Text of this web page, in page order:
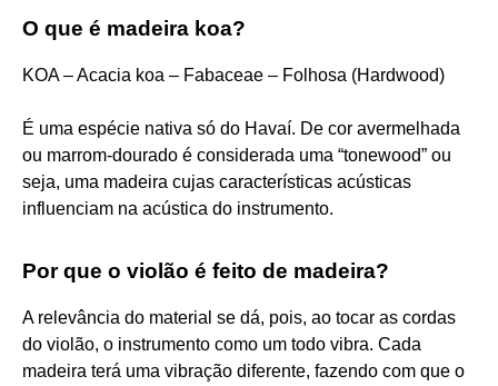
O que é madeira koa?
KOA – Acacia koa – Fabaceae – Folhosa (Hardwood)
É uma espécie nativa só do Havaí. De cor avermelhada
ou marrom-dourado é considerada uma “tonewood” ou
seja, uma madeira cujas características acústicas
influenciam na acústica do instrumento.
Por que o violão é feito de madeira?
A relevância do material se dá, pois, ao tocar as cordas
do violão, o instrumento como um todo vibra. Cada
madeira terá uma vibração diferente, fazendo com que o